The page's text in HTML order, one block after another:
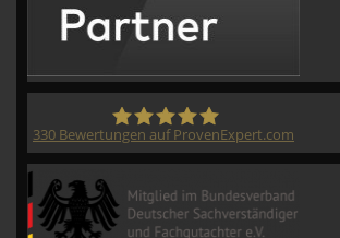
330 Bewertungen auf ProvenExpert.com